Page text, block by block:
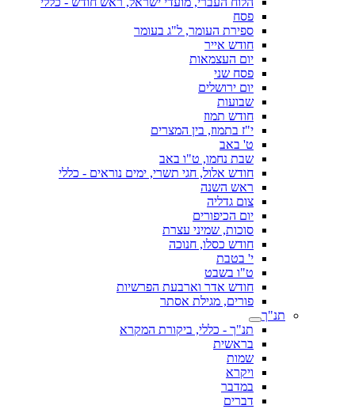
פסח
ספירת העומר, ל"ג בעומר
חודש אייר
יום העצמאות
פסח שני
יום ירושלים
שבועות
חודש תמוז
י"ז בתמוז, בין המצרים
ט' באב
שבת נחמו, ט"ו באב
חודש אלול, חגי תשרי, ימים נוראים - כללי
ראש השנה
צום גדליה
יום הכיפורים
סוכות, שמיני עצרת
חודש כסלו, חנוכה
י' בטבת
ט"ו בשבט
חודש אדר וארבעת הפרשיות
פורים, מגילת אסתר
תנ"ך
תנ"ך - כללי, ביקורת המקרא
בראשית
שמות
ויקרא
במדבר
דברים